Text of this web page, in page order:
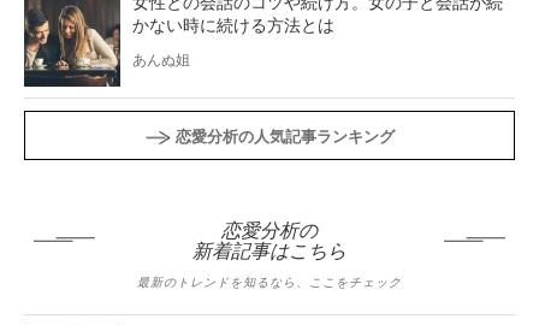
かない時に続ける方法とは
あんぬ姐
恋愛分析の人気記事ランキング
恋愛分析の
新着記事はこちら
最新のトレンドを知るなら、ここをチェック